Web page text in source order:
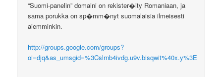
“Suomi-panelin” domaini on rekister�ity Romaniaan, ja
sama porukka on sp�mm�nyt suomalaisia ilmeisesti
aiemminkin.
http://groups.google.com/groups?
oi=djq&as_umsgid=%3Cslrnb4ivdg.u9v.bisqwit%40x.y%3E